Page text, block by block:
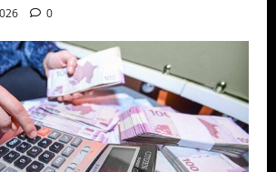
0